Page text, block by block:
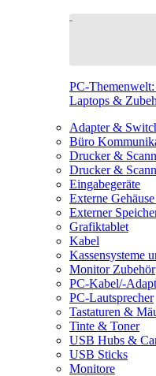
PC-
Laptops &
Adapter &
Büro
Drucker &
Drucker &
Eingabegeräte
Externe
Externer
Grafiktablet
Kabel
Kassensysteme
Monitor Zubehör
PC-Kabel/-
PC-Lautsprecher
Tastaturen &
Tinte & Toner
USB Hubs &
USB Sticks
Monitore